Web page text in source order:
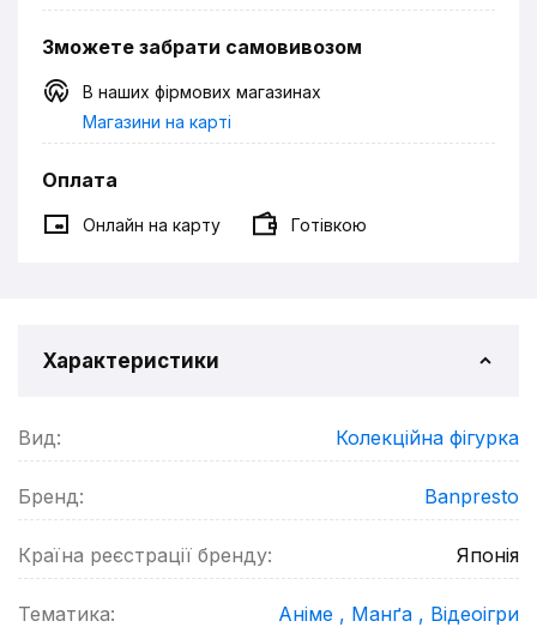
Зможете забрати самовивозом
В наших фірмових магазинах
Магазини на карті
Оплата
Онлайн на карту Готівкою
Характеристики
Вид: Колекційна фігурка
Бренд: Banpresto
Країна реєстрації бренду: Японія
Тематика: Аніме , Манґа , Відеоігри